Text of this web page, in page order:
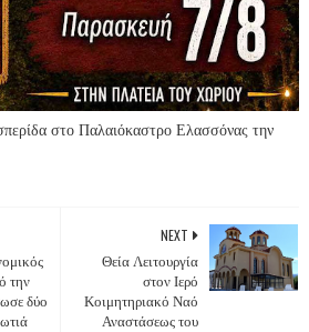
στο Παλαιόκαστρο Ελασσόνας την
NEXT
Θεία Λειτουργία
στον Ιερό
Κοιμητηριακό Ναό
Αναστάσεως του
την
δύο